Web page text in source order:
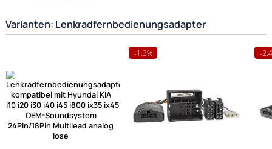
Herstellerinformationen
passende Produkte
Ähnliche Produkte anzeigen
Frage zum Artikel stellen